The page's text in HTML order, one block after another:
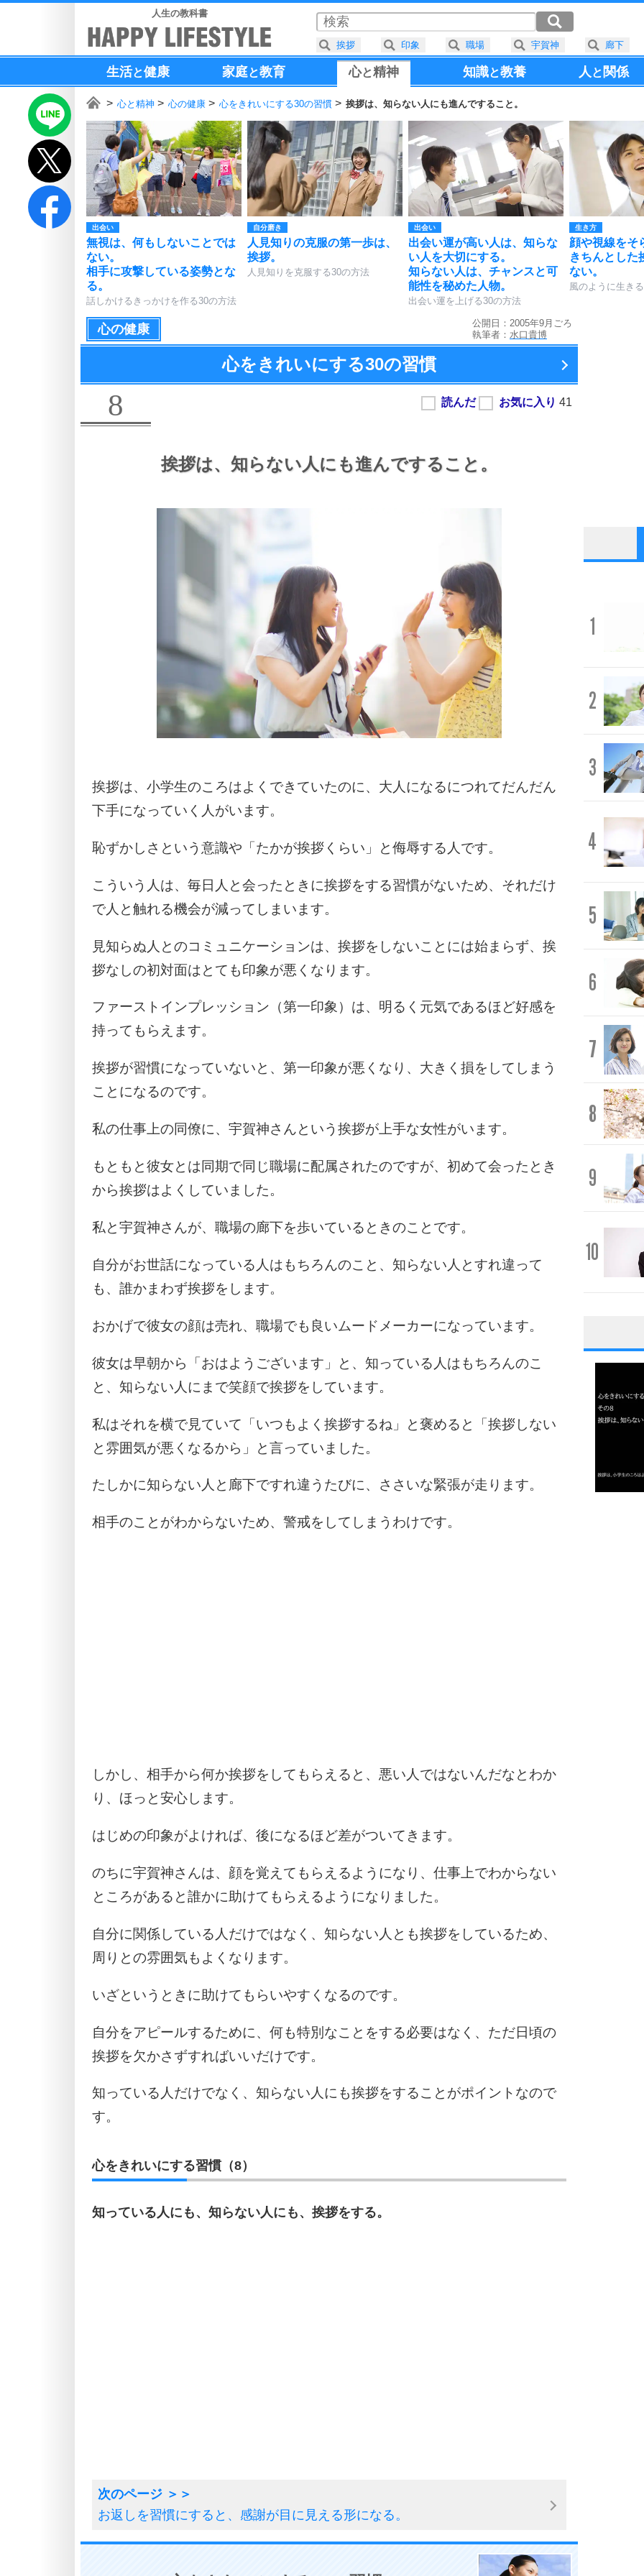
人生の教科書
生活と健康 家庭と教育 心と精神 知識と教養 人と 関係
心と精神 心の健康 心をきれいにする30の習慣 挨拶は、知らない人にも進んですること。
出会い
無視は、何もしないことでは
ない。
相手に攻撃している姿勢とな
る。
話しかけるきっかけを作る30の方法
自分磨き
人見知りの克服の第一歩は、
挨拶。
人見知りを克服する30の方法
出会い
出会い運が高い人は、知らな
い人を大切にする。
知らない人は、チャンスと可
能性を秘めた人物。
出会い運を上げる30の方法
生き方
顔や視線をそ
きちんとした
ない。
風のように生き
心の健康
公開日：2005年9月ごろ
執筆者： 水口貴博
心をきれいにする30の習慣
8
挨拶は、 知らない人にも進んですること。
挨拶は、小学生のころはよくできていたのに、大人になるにつれてだんだん
下手になっていく人がいます。
恥ずかしさという意識や「たかが挨拶くらい」と侮辱する人です。
こういう人は、毎日人と会ったときに挨拶をする習慣がないため、それだけ
で人と触れる機会が減ってしまいます。
見知らぬ人とのコミュニケーションは、挨拶をしないことには始まらず、挨
拶なしの初対面はとても印象が悪くなります。
ファーストインプレッション（第一印象）は、明るく元気であるほど好感を
持ってもらえます。
挨拶が習慣になっていないと、第一印象が悪くなり、大きく損をしてしまう
ことになるのです。
私の仕事上の同僚に、宇賀神さんという挨拶が上手な女性がいます。
もともと彼女とは同期で同じ職場に配属されたのですが、初めて会ったとき
から挨拶はよくしていました。
私と宇賀神さんが、職場の廊下を歩いているときのことです。
自分がお世話になっている人はもちろんのこと、知らない人とすれ違って
も、誰かまわず挨拶をします。
おかげで彼女の顔は売れ、職場でも良いムードメーカーになっています。
彼女は早朝から「おはようございます」と、知っている人はもちろんのこ
と、知らない人にまで笑顔で挨拶をしています。
私はそれを横で見ていて「いつもよく挨拶するね」と褒めると「挨拶しない
と雰囲気が悪くなるから」と言っていました。
たしかに知らない人と廊下ですれ違うたびに、ささいな緊張が走ります。
相手のことがわからないため、警戒をしてしまうわけです。
しかし、相手から何か挨拶をしてもらえると、悪い人ではないんだなとわか
り、ほっと安心します。
はじめの印象がよければ、後になるほど差がついてきます。
のちに宇賀神さんは、顔を覚えてもらえるようになり、仕事上でわからない
ところがあると誰かに助けてもらえるようになりました。
自分に関係している人だけではなく、知らない人とも挨拶をしているため、
周りとの雰囲気もよくなります。
いざというときに助けてもらいやすくなるのです。
自分をアピールするために、何も特別なことをする必要はなく、ただ日頃の
挨拶を欠かさずすればいいだけです。
知っている人だけでなく、知らない人にも挨拶をすることがポイントなので
す。
心をきれいにする習慣（8）
知っている人にも、知らない人にも、挨拶をする。
お返しを習慣にすると、感謝が目に見える形になる。
1
2
3
4
5
6
7
8
9
10
1
3
挨拶 印象 職場 宇賀神 廊下